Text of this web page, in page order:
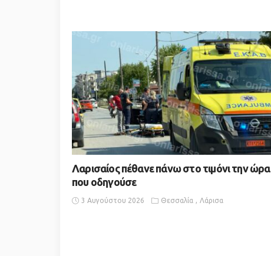
Λαρισαίος πέθανε πάνω στο τιμόνι την ώρα
που οδηγούσε
3 Αυγούστου 2026 Θεσσαλία Λάρισα